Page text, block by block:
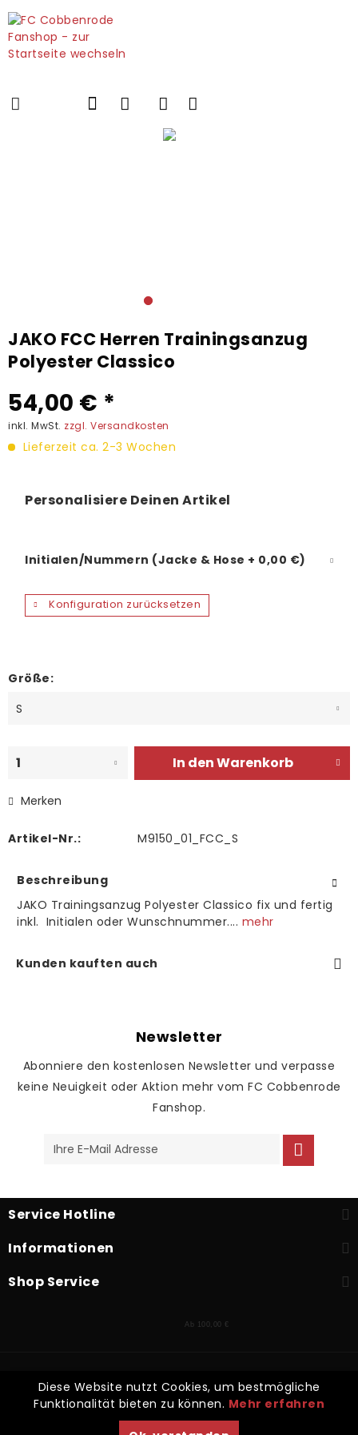
JAKO FCC Herren Trainingsanzug
Polyester Classico
54,00 € *
inkl. MwSt. zzgl. Versandkosten
Lieferzeit ca. 2-3 Wochen
Personalisiere Deinen Artikel
Initialen/Nummern (Jacke & Hose + 0,00 €)
Konfiguration zurücksetzen
Größe:
In denWarenkorb
Merken
Artikel-Nr.: M9150_01_FCC_S
Beschreibung
JAKO Trainingsanzug Polyester Classico fix und fertig
inkl. Initialen oder Wunschnummer.... mehr
Kunden kauften auch
Newsletter
Abonniere den kostenlosen Newsletter und verpasse
keine Neuigkeit oder Aktion mehr vom FC Cobbenrode
Fanshop.
Service Hotline
Informationen
Shop Service
Ab 100,00 €
ggf. Nachnahmegebühren, wenn nicht anders beschrieben
Diese Website nutzt Cookies, um bestmögliche
Funktionalität bieten zu können. Mehr erfahren